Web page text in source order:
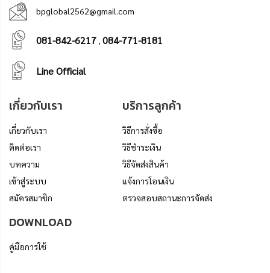
bpglobal2562@gmail.com
081-842-6217 , 084-771-8181
Line Official
เกี่ยวกับเรา
เกี่ยวกับเรา
ติดต่อเรา
บทความ
เข้าสู่ระบบ
สมัครสมาชิก
บริการลูกค้า
วิธีการสั่งซื้อ
วิธีชำระเงิน
วิธีจัดส่งสินค้า
แจ้งการโอนเงิน
ตรวจสอบสถานะการจัดส่ง
DOWNLOAD
คู่มือการใช้